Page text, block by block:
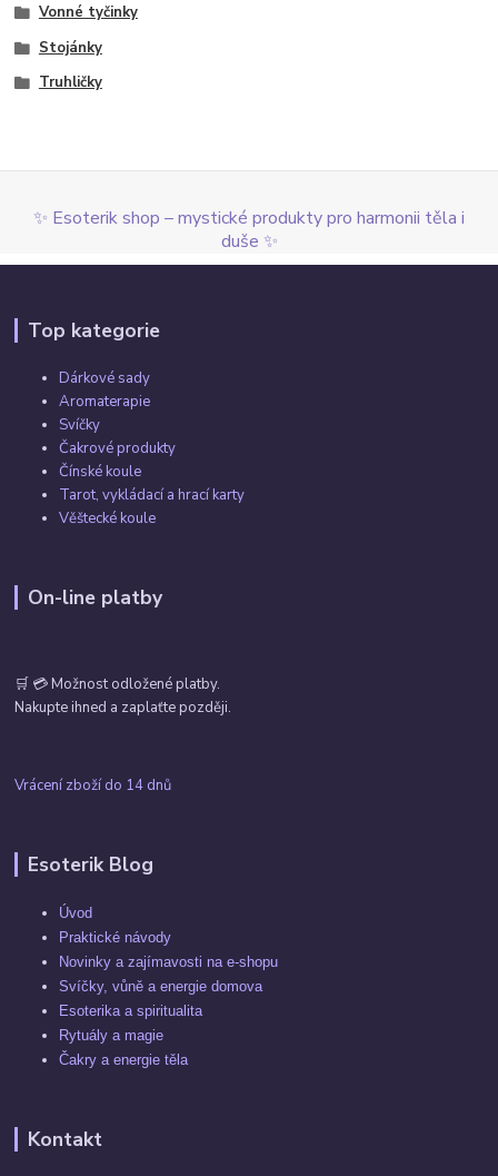
Vonné tyčinky
Stojánky
Truhličky
✨ Esoterik shop – mystické produkty pro harmonii těla i
duše ✨
Top kategorie
Dárkové sady
Aromaterapie
Svíčky
Čakrové produkty
Čínské koule
Tarot, vykládací a hrací karty
Věštecké koule
On-line platby
🛒 💳 Možnost odložené platby.
Nakupte ihned a zaplaťte později.
Vrácení zboží do 14 dnů
Esoterik Blog
Úvod
Praktické návody
Novinky a zajímavosti na e-shopu
Svíčky, vůně a energie domova
Esoterika a spiritualita
Rytuály a magie
Čakry a energie těla
Kontakt